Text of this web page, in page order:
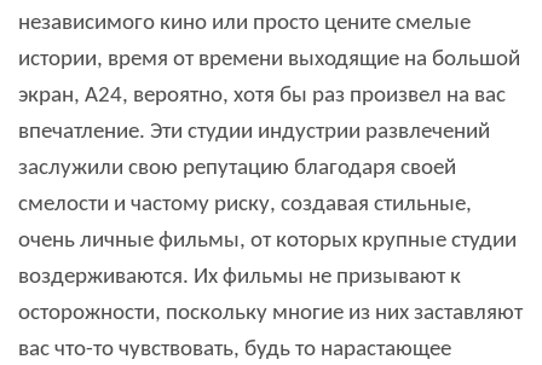
независимого кино или просто цените смелые
истории, время от времени выходящие на большой
экран, A24, вероятно, хотя бы раз произвел на вас
впечатление. Эти студии индустрии развлечений
заслужили свою репутацию благодаря своей
смелости и частому риску, создавая стильные,
очень личные фильмы, от которых крупные студии
воздерживаются. Их фильмы не призывают к
осторожности, поскольку многие из них заставляют
вас что-то чувствовать, будь то нарастающее